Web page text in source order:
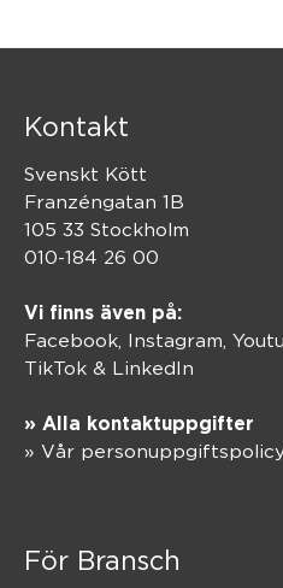
Kontakt
Svenskt Kött
Franzéngatan 1B
105 33 Stockholm
010-184 26 00
Vi finns även på:
Facebook, Instagram
TikTok & LinkedIn
» Alla kontaktuppgifter
» Vår
För Bransch